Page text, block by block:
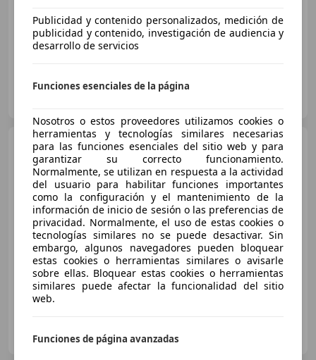
03/2026 5 km Gasolina 107 kW (145 CV)
AUTOMOVILES CERVERA MADRID
Jeep CompasseHybrid 1.5
MHEV 130HP North Star DCT
€ 30.990
Sin comparación
03/2026 645 km Electro/Gasolina 96 kW (131 CV)
ES-33010 OVIEDO
Publicidad y contenido personalizados, medición de
publicidad y contenido, investigación de audiencia y
desarrollo de servicios
Funciones esenciales de la página
Nosotros o estos proveedores utilizamos cookies o
herramientas y tecnologías similares necesarias
para las funciones esenciales del sitio web y para
garantizar su correcto funcionamiento.
Normalmente, se utilizan en respuesta a la actividad
del usuario para habilitar funciones importantes
como la configuración y el mantenimiento de la
información de inicio de sesión o las preferencias de
privacidad. Normalmente, el uso de estas cookies o
tecnologías similares no se puede desactivar. Sin
embargo, algunos navegadores pueden bloquear
estas cookies o herramientas similares o avisarle
sobre ellas. Bloquear estas cookies o herramientas
similares puede afectar la funcionalidad del sitio
web.
Funciones de página avanzadas